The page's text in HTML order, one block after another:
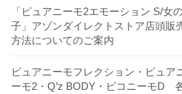
「ピュアニーモ2エモーション S/女
子」アゾンダイレクトストア店頭販
方法についてのご案内
ピュアニーモフレクション・ピュア
ーモ2・Q’z BODY・ピコニーモD